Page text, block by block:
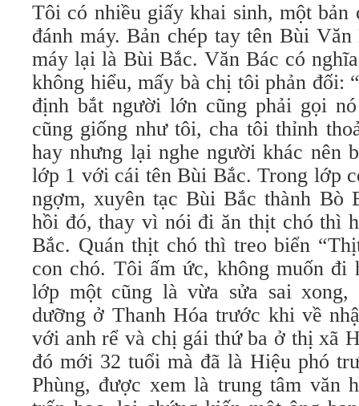
Tôi có nhiều giấy khai sinh, một bản
đánh máy. Bản chép tay tên Bùi
máy lại là Bùi Bắc. Văn Bác có
không hiểu, mấy bà chị tôi phản đối:
định bắt người lớn cũng phải gọi
cũng giống như tôi, cha tôi thỉnh
hay nhưng lại nghe người khác nên
lớp 1 với cái tên Bùi Bắc. Trong lớp
ngợm, xuyên tạc Bùi Bắc thành Bò
hồi đó, thay vì nói đi ăn thịt chó thì
Bắc. Quán thịt chó thì treo biển
con chó. Tôi ấm ức, không muốn đi
lớp một cũng là vừa sửa sai
dưỡng ở Thanh Hóa trước khi về
với anh rể và chị gái thứ ba ở thị xã
đó mới 32 tuổi mà đã là Hiệu phó
Phùng, được xem là trung tâm văn